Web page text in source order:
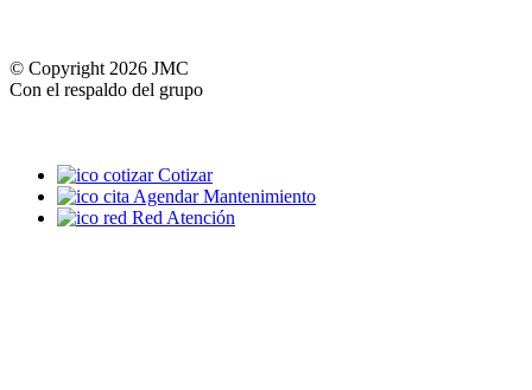
© Copyright 2026 JMC
Con el respaldo del grupo
Cotizar
Agendar Mantenimiento
Red Atención